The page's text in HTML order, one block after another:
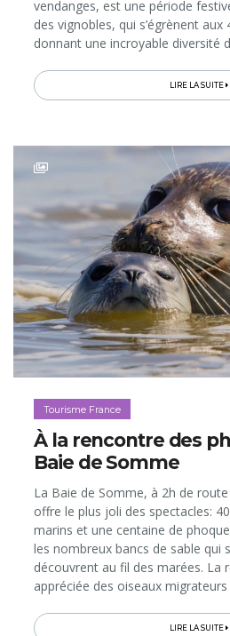
vendanges, est une période
des vignobles, qui s’égrènent aux
donnant une incroyable diversité
LIRE LA SUITE
Tourisme France
À la rencontre des
Baie de Somme
La Baie de Somme, à 2h de
offre le plus joli des spectacles:
marins et une centaine de
les nombreux bancs de sable qui
découvrent au fil des marées. La
appréciée des oiseaux
naturelle...
LIRE LA SUITE